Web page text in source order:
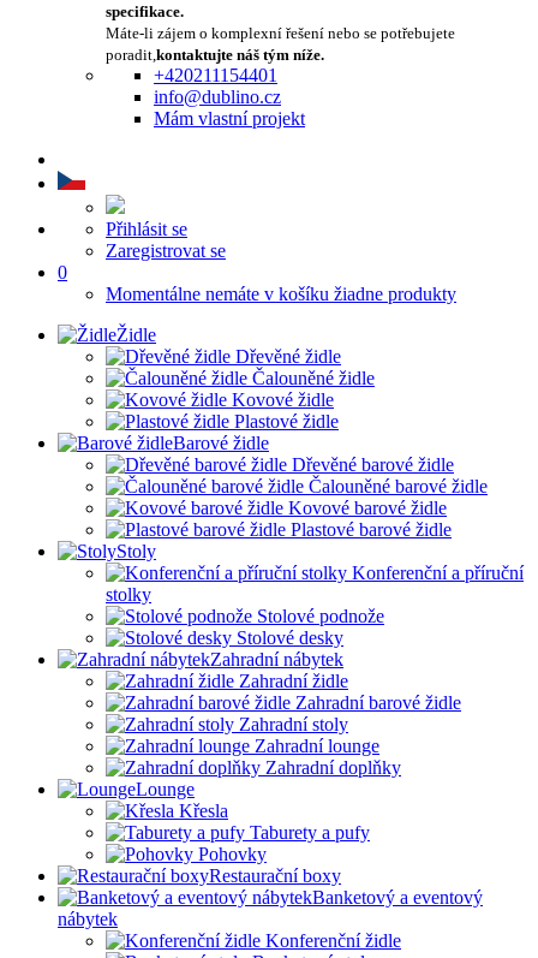
specifikace.
Máte-li zájem o komplexní řešení nebo se potřebujete
poradit,kontaktujte náš tým níže.
+420211154401
info@dublino.cz
Mám vlastní projekt
Přihlásit se
Zaregistrovat se
0
Momentálne nemáte v košíku žiadne produkty
Židle
Dřevěné židle
Čalouněné židle
Kovové židle
Plastové židle
Barové židle
Dřevěné barové židle
Čalouněné barové židle
Kovové barové židle
Plastové barové židle
Stoly
Konferenční a příruční
stolky
Stolové podnože
Stolové desky
Zahradní nábytek
Zahradní židle
Zahradní barové židle
Zahradní stoly
Zahradní lounge
Zahradní doplňky
Lounge
Křesla
Taburety a pufy
Pohovky
Restaurační boxy
Banketový a eventový
nábytek
Konferenční židle